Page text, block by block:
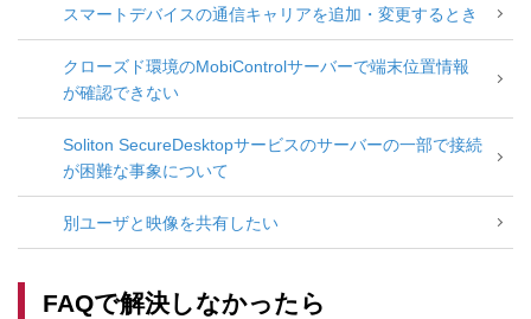
スマートデバイスの通信キャリアを追加・変更するとき
クローズド環境のMobiControlサーバーで端末位置情報
が確認できない
Soliton SecureDesktopサービスのサーバーの一部で接続
が困難な事象について
別ユーザと映像を共有したい
FAQで解決しなかったら